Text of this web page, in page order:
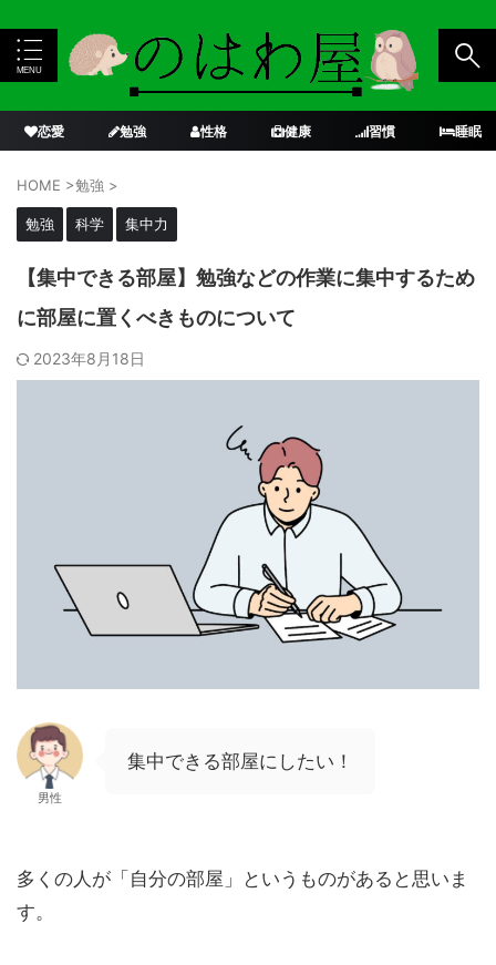
恋愛 勉強 性格 健康 習慣 睡眠
HOME >勉強 >
勉強 科学 集中力
【集中できる部屋】勉強などの作業に集中するため
に部屋に置くべきものについて
2023年8月18日
男性
集中できる部屋にしたい！
多くの人が「自分の部屋」というものがあると思いま
す。